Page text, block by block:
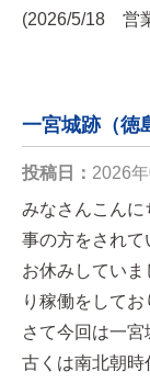
(2026/5/18 営
一宮城跡（徳
投稿日： 2026
みなさんこん
事の方をされて
お休みしてい
り稼働をしてお
さて今回は一宮
古くは南北朝